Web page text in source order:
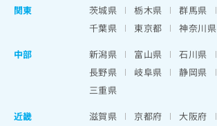
関東
茨城県 栃木県 群馬県
千葉県
東京都 神奈川県
中部
新潟県 富山県 石川県
長野県
岐阜県 静岡県
三重県
近畿
滋賀県 京都府 大阪府